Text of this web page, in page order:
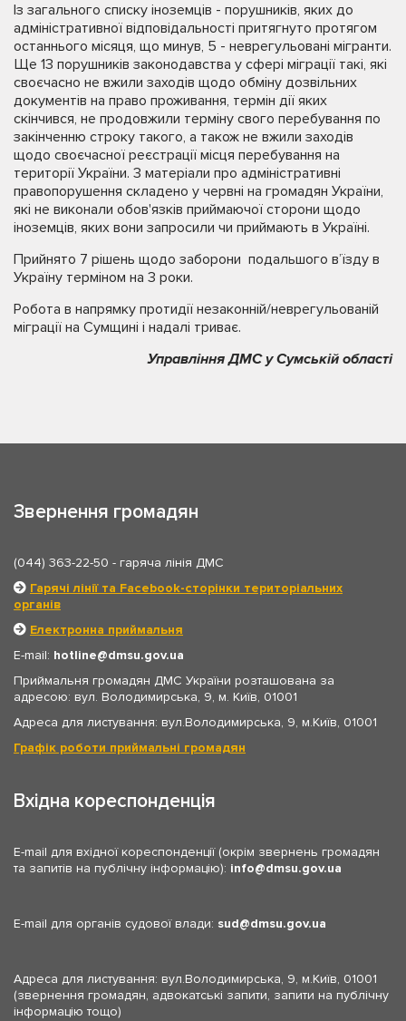
Із загального списку іноземців - порушників, яких до
адміністративної відповідальності притягнуто протягом
останнього місяця, що минув, 5 - неврегульовані мігранти.
Ще 13 порушників законодавства у сфері міграції такі, які
своєчасно не вжили заходів щодо обміну дозвільних
документів на право проживання, термін дії яких
скінчився, не продовжили терміну свого перебування по
закінченню строку такого, а також не вжили заходів
щодо своєчасної реєстрації місця перебування на
території України. 3 матеріали про адміністративні
правопорушення складено у червні на громадян України,
які не виконали обов'язків приймаючої сторони щодо
іноземців, яких вони запросили чи приймають в Україні.
Прийнято 7 рішень щодо заборони подальшого в’їзду в
Україну терміном на 3 роки.
Робота в напрямку протидії незаконній/неврегульованій
міграції на Сумщині і надалі триває.
Управління ДМС у Сумській області
Звернення громадян
(044) 363-22-50 - гаряча лінія ДМС
Гарячі лінії та Facebook-сторінки територіальних
органів
Електронна приймальня
E-mail: hotline
dmsu.gov.ua
Приймальня громадян ДМС України розташована за
адресою: вул. Володимирська, 9, м. Київ, 01001
Адреса для листування: вул.Володимирська, 9, м.Київ, 01001
Графік роботи приймальні громадян
Вхідна кореспонденція
E-mail для вхідної кореспонденції (окрім звернень громадян
та запитів на публічну інформацію): info dmsu.gov.ua
E-mail для органів судової влади: sud dmsu.gov.ua
Адреса для листування: вул.Володимирська, 9, м.Київ, 01001
(звернення громадян, адвокатські запити, запити на публічну
інформацію тощо)